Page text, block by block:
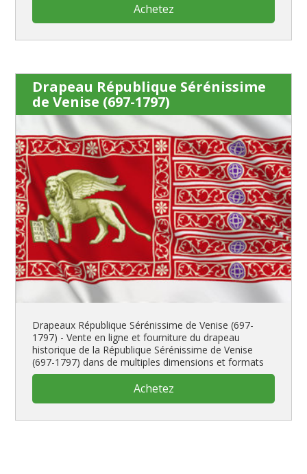
Achetez
Drapeau République Sérénissime
de Venise (697-1797)
Drapeaux République Sérénissime de Venise (697-
1797) - Vente en ligne et fourniture du drapeau
historique de la République Sérénissime de Venise
(697-1797) dans de multiples dimensions et formats
Achetez